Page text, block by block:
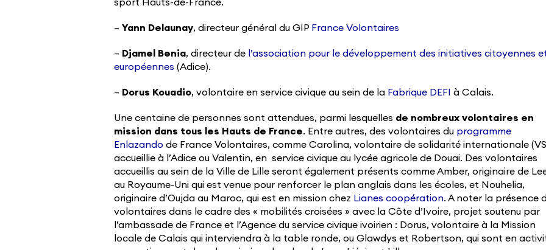
sport Hauts-de-France.
– Yann Delaunay, directeur général du GIP France Volontaires
– Djamel Benia, directeur de l’association pour le développement des initiatives citoyennes
européennes (Adice).
– Dorus Kouadio, volontaire en service civique au sein de la Fabrique DEFI à Calais.
Une centaine de personnes sont attendues, parmi lesquelles de nombreux volontaires en
mission dans tous les Hauts de France. Entre autres, des volontaires du programme
Enlazando de France Volontaires, comme Carolina, volontaire de solidarité internationale
accueillie à l’Adice ou Valentin, en service civique au lycée agricole de Douai. Des volontaires
accueillis au sein de la Ville de Lille seront également présents comme Amber, originaire de
au Royaume-Uni qui est venue pour renforcer le plan anglais dans les écoles, et Nouhelia,
originaire d’Oujda au Maroc, qui est en mission chez Lianes coopération. A noter la présence
volontaires dans le cadre des « mobilités croisées » avec la Côte d’Ivoire, projet soutenu par
l’ambassade de France et l’Agence du service civique ivoirien : Dorus, volontaire à la Mission
locale de Calais qui interviendra à la table ronde, ou Glawdys et Robertson, qui sont en